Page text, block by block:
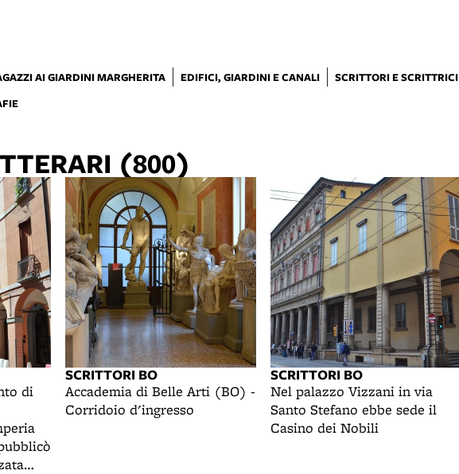
AI GIARDINI MARGHERITA EDIFICI, GIARDINI E CANALI SCRITTORI E SCRITTRICI
(800)
di
SCRITTORI BO
Accademia di Belle Arti (BO) -
Corridoio d'ingresso
SCRITTORI BO
Nel palazzo Vizzani in via
Santo Stefano ebbe sede il
Casino dei Nobili